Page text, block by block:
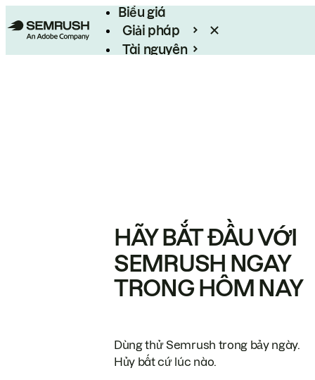
Biểu giá
Giải pháp
Tài nguyên
HÃY BẮT ĐẦU VỚI
SEMRUSH NGAY
TRONG HÔM NAY
Dùng thử Semrush trong bảy ngày.
Hủy bất cứ lúc nào.